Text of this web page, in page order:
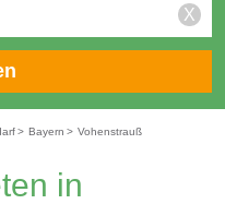
X
> Bayern > Vohenstrauß
in